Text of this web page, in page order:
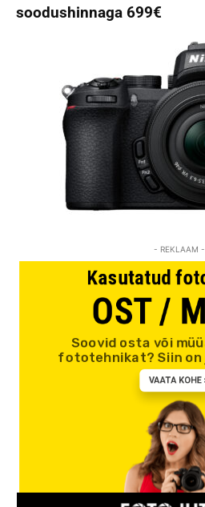
soodushinnaga 699€
- REKLAAM -